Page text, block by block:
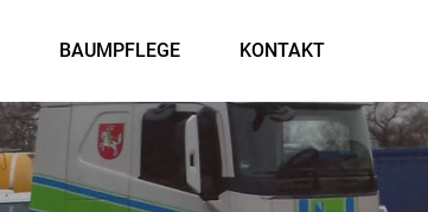
BAUMPFLEGE KONTAKT